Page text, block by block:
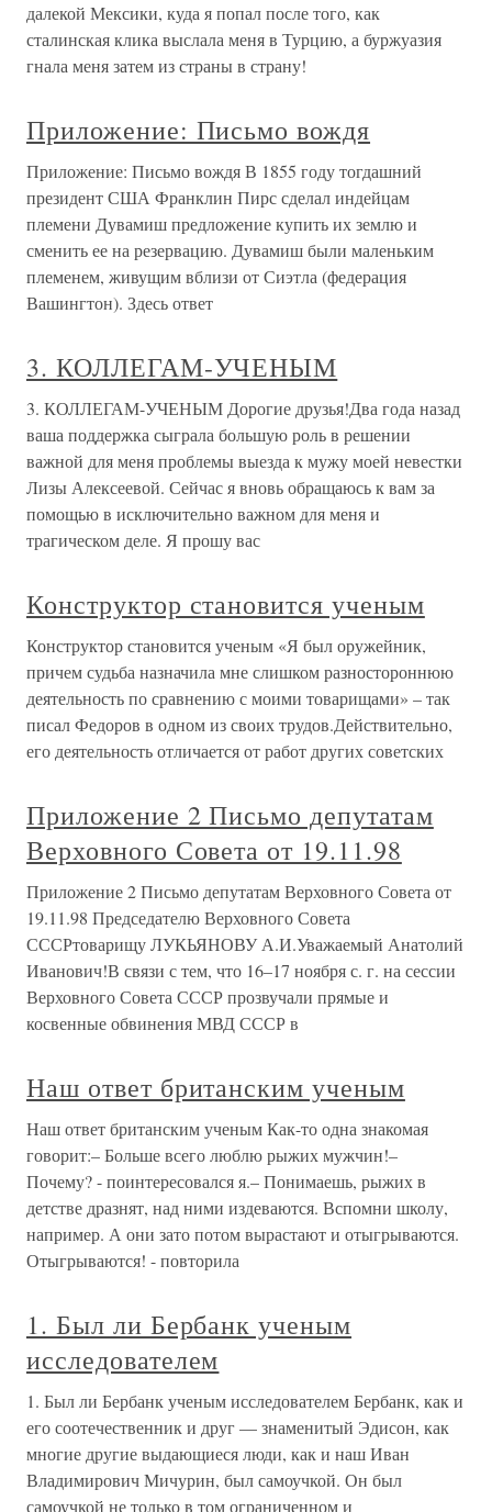
далекой Мексики, куда я попал после того, как
сталинская клика выслала меня в Турцию, а буржуазия
гнала меня затем из страны в страну!
Приложение: Письмо вождя
Приложение: Письмо вождя В 1855 году тогдашний
президент США Франклин Пирс сделал индейцам
племени Дувамиш предложение купить их землю и
сменить ее на резервацию. Дувамиш были маленьким
племенем, живущим вблизи от Сиэтла (федерация
Вашингтон). Здесь ответ
3. КОЛЛЕГАМ-УЧЕНЫМ
3. КОЛЛЕГАМ-УЧЕНЫМ Дорогие друзья!Два года назад
ваша поддержка сыграла большую роль в решении
важной для меня проблемы выезда к мужу моей невестки
Лизы Алексеевой. Сейчас я вновь обращаюсь к вам за
помощью в исключительно важном для меня и
трагическом деле. Я прошу вас
Конструктор становится ученым
Конструктор становится ученым «Я был оружейник,
причем судьба назначила мне слишком разностороннюю
деятельность по сравнению с моими товарищами» – так
писал Федоров в одном из своих трудов.Действительно,
его деятельность отличается от работ других советских
Приложение 2 Письмо депутатам
Верховного Совета от 19.11.98
Приложение 2 Письмо депутатам Верховного Совета от
19.11.98 Председателю Верховного Совета
СССРтоварищу ЛУКЬЯНОВУ А.И.Уважаемый Анатолий
Иванович!В связи с тем, что 16–17 ноября с. г. на сессии
Верховного Совета СССР прозвучали прямые и
косвенные обвинения МВД СССР в
Наш ответ британским ученым
Наш ответ британским ученым Как-то одна знакомая
говорит:– Больше всего люблю рыжих мужчин!–
Почему? - поинтересовался я.– Понимаешь, рыжих в
детстве дразнят, над ними издеваются. Вспомни школу,
например. А они зато потом вырастают и отыгрываются.
Отыгрываются! - повторила
1. Был ли Бербанк ученым
исследователем
1. Был ли Бербанк ученым исследователем Бербанк, как и
его соотечественник и друг — знаменитый Эдисон, как
многие другие выдающиеся люди, как и наш Иван
Владимирович Мичурин, был самоучкой. Он был
самоучкой не только в том ограниченном и